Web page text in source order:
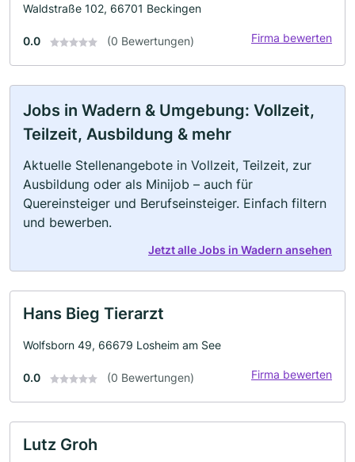
Waldstraße 102, 66701 Beckingen
0.0 (0 Bewertungen) Firma bewerten
Jobs in Wadern & Umgebung: Vollzeit,
Teilzeit, Ausbildung & mehr
Aktuelle Stellenangebote in Vollzeit, Teilzeit, zur
Ausbildung oder als Minijob – auch für
Quereinsteiger und Berufseinsteiger. Einfach filtern
und bewerben.
Jetzt alle Jobs in Wadern ansehen
Hans Bieg Tierarzt
Wolfsborn 49, 66679 Losheim am See
0.0 (0 Bewertungen) Firma bewerten
Lutz Groh